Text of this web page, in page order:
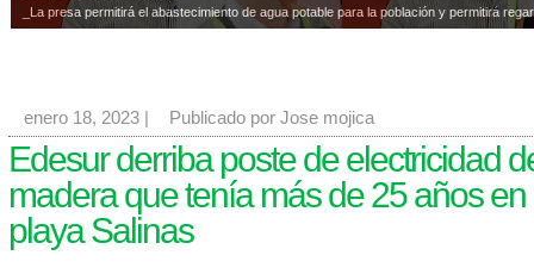
_La presa permitirá el abastecimiento de agua potable para la población y permitirá
enero 18, 2023 Publicado por Jose mojica
Edesur derriba poste de electricidad
madera que tenía más de 25 años
playa Salinas